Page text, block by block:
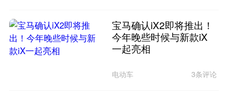
宝马确认iX2即将推出！
今年晚些时候与新款iX
一起亮相
电动车 3条评论